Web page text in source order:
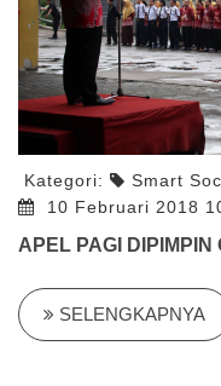
Kategori:
Smart
10 Februari 2018
APEL PAGI
SELENGKAPNYA